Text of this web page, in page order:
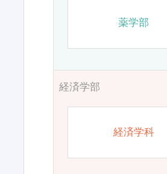
薬学部
経済学部
経済学科